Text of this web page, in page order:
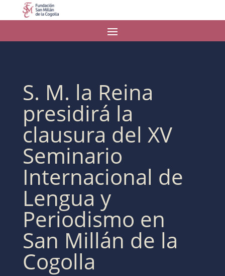
S. M. la Reina
presidirá la
clausura del XV
Seminario
Internacional de
Lengua y
Periodismo en
San Millán de la
Cogolla